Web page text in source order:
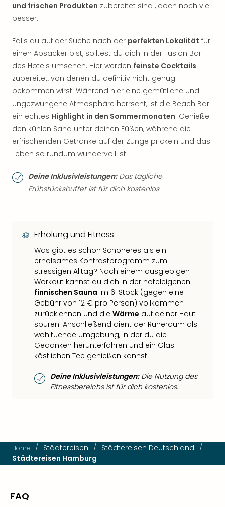
und frischen Produkten zubereitet sind , doch noch viel
besser.
Falls du auf der Suche nach der perfekten Lokalität für
einen Absacker bist, solltest du dich in der Fusion Bar
des Hotels umsehen. Hier werden feinste Cocktails
zubereitet, von denen du definitiv nicht genug
bekommen wirst. Während hier eine gemütliche und
ungezwungene Atmosphäre herrscht, ist die Beach Bar
ein echtes Highlight in den Sommermonaten. Genieße
den kühlen Sand unter deinen Füßen, während die
erfrischenden Getränke auf der Zunge prickeln und das
Leben so rundum wundervoll ist.
Deine Inklusivleistungen:Das tägliche
Frühstücksbuffet ist für dich kostenlos.
Erholung und Fitness
Was gibt es schon Schöneres als ein
erholsames Kontrastprogramm zum
stressigen Alltag? Nach einem ausgiebigen
Workout kannst du dich in der hoteleigenen
finnischen Sauna im 6. Stock (gegen eine
Gebühr von 12 € pro Person) vollkommen
zurücklehnen und die Wärme auf deiner Haut
spüren. Anschließend dient der Ruheraum als
wohltuende Umgebung, in der du die
Gedanken herunterfahren und ein Glas
köstlichen Tee genießen kannst.
Deine Inklusivleistungen:Die Nutzung des
Fitnessbereichs ist für dich kostenlos.
Home / Städtereisen / Städtereisen Deutschland /
Städtereisen Hamburg
FAQ